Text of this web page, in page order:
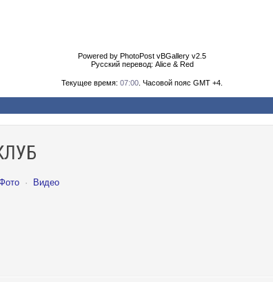
Powered by PhotoPost vBGallery v2.5
Русский перевод: Alice & Red
Текущее время: 07:00 . Часовой пояс GMT +4.
· Видео